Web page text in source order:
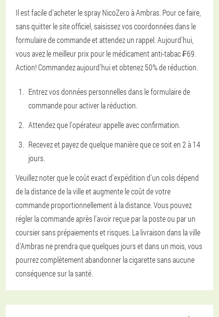
Il est facile d'acheter le spray NicoZero à Ambras. Pour ce faire,
sans quitter le site officiel, saisissez vos coordonnées dans le
formulaire de commande et attendez un rappel. Aujourd'hui,
vous avez le meilleur prix pour le médicament anti-tabac ₣69.
Action! Commandez aujourd'hui et obtenez 50% de réduction.
Entrez vos données personnelles dans le formulaire de
commande pour activer la réduction.
Attendez que l'opérateur appelle avec confirmation.
Recevez et payez de quelque manière que ce soit en 2 à 14
jours.
Veuillez noter que le coût exact d'expédition d'un colis dépend
de la distance de la ville et augmente le coût de votre
commande proportionnellement à la distance. Vous pouvez
régler la commande après l'avoir reçue par la poste ou par un
coursier sans prépaiements et risques. La livraison dans la ville
d'Ambras ne prendra que quelques jours et dans un mois, vous
pourrez complètement abandonner la cigarette sans aucune
conséquence sur la santé.